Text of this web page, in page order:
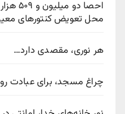
محل تعویض کنتورهای
هر نوری، مقصدی دارد…
چراغ مسجد، برای